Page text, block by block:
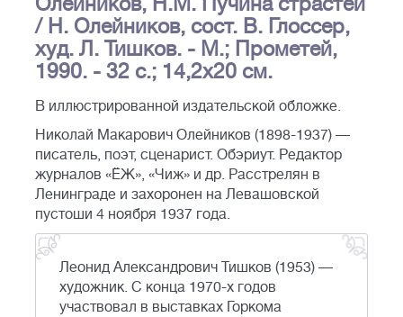
/ Н. Олейников, сост. В. Глоссер,
худ. Л. Тишков. - М.; Прометей,
1990. - 32 с.; 14,2х20 см.
В иллюстрированной издательской обложке.
Николай Макарович Олейников (1898-1937) —
писатель, поэт, сценарист. Обэриут. Редактор
журналов «ЁЖ», «Чиж» и др. Расстрелян в
Ленинграде и захоронен на Левашовской
пустоши 4 ноября 1937 года.
Леонид Александрович Тишков (1953) —
художник. С конца 1970-х годов
участвовал в выставках Горкома